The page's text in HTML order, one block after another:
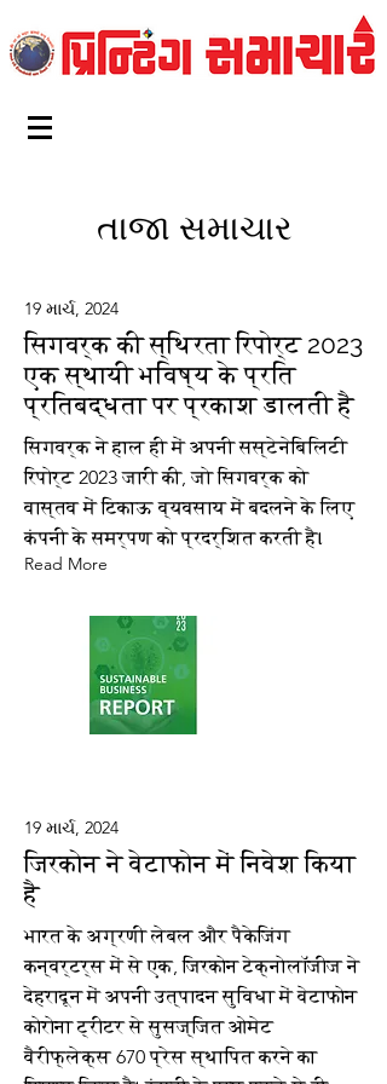
તાજા સમાચાર
19 માર્ચ, 2024
सिगवर्क की स्थिरता रिपोर्ट 2023
एक स्थायी भविष्य के प्रति
प्रतिबद्धता पर प्रकाश डालती है
सिगवर्क ने हाल ही में अपनी सस्टेनेबिलिटी
रिपोर्ट 2023 जारी की, जो सिगवर्क को
वास्तव में टिकाऊ व्यवसाय में बदलने के लिए
कंपनी के समर्पण को प्रदर्शित करती है।
Read More
19 માર્ચ, 2024
जिरकोन ने वेटाफोन में निवेश किया
है
भारत के अग्रणी लेबल और पैकेजिंग
कन्वर्टर्स में से एक, जिरकोन टेक्नोलॉजीज ने
देहरादून में अपनी उत्पादन सुविधा में वेटाफोन
कोरोना ट्रीटर से सुसज्जित ओमेट
वैरीफ्लेक्स 670 प्रेस स्थापित करने का